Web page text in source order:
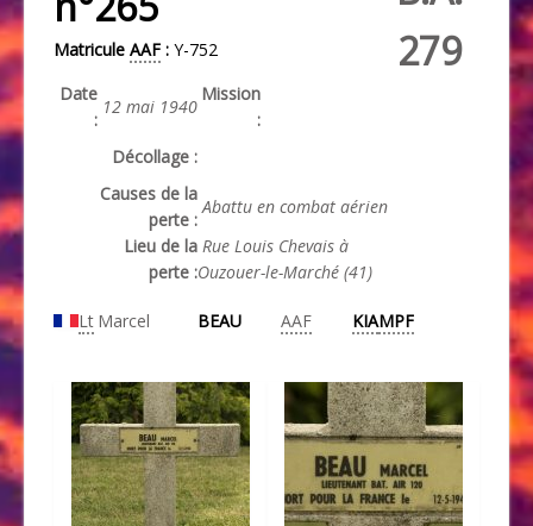
Matricule AAF : Y-752
279
Date
:
12 mai 1940
Mission
:
Décollage :
Causes de la
perte :
Abattu en combat aérien
Lieu de la
perte :
Rue Louis Chevais à
Ouzouer-le-Marché (41)
Lt Marcel BEAU AAF KIAMPF